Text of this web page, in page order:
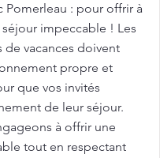
Pomerleau : pour offrir à
impeccable ! Les
de vacances doivent
propre et
que vos invités
de leur séjour.
à offrir une
tout en respectant